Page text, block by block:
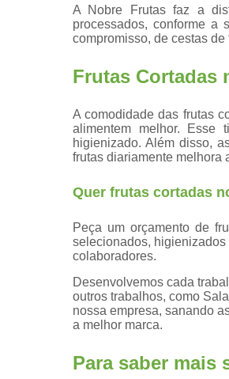
A Nobre Frutas faz a
processados, conforme a
compromisso, de cestas
Frutas Cortadas
A comodidade das frutas
alimentem melhor. Esse
higienizado. Além disso,
frutas diariamente melhora
Quer frutas cortadas
Peça um orçamento de
selecionados,
colaboradores.
Desenvolvemos cada
outros trabalhos, como
nossa empresa, sanando
a melhor marca.
Para saber mais